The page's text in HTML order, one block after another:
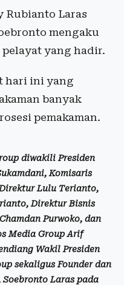
Rubianto Laras
mengaku
yang hadir.
hari ini yang
banyak
pemakaman.
diwakili Presiden
Komisaris
Lulu Terianto,
Direktur Bisnis
Purwoko, dan
Media Group Arif
Wakil Presiden
sekaligus Founder dan
Laras pada